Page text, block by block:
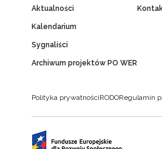
Aktualności
Kalendarium
Sygnaliści
Archiwum projektów PO WER
Polityka prywatnościRODORegulamin